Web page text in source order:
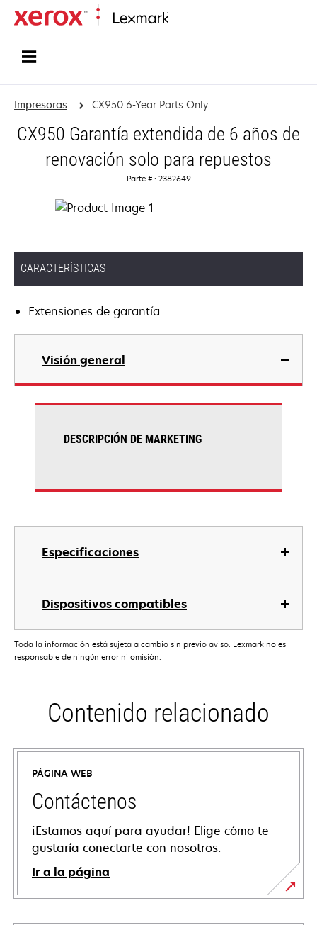
Impresoras CX950 6-Year Parts Only
CX950 Garantía extendida de 6 años de
renovación solo para repuestos
Parte #.: 2382649
CARACTERÍSTICAS
Extensiones de garantía
Visión general
Especificaciones
Dispositivos compatibles
DESCRIPCIÓN DE MARKETING
Toda la información está sujeta a cambio sin previo aviso. Lexmark no es
responsable de ningún error ni omisión.
Contenido relacionado
PÁGINA WEB
Contáctenos
¡Estamos aquí para ayudar! Elige cómo te
gustaría conectarte con nosotros.
Ir a la página